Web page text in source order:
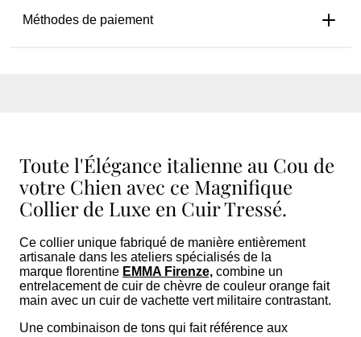
Méthodes de paiement
Toute l'Élégance italienne au Cou de
votre Chien avec ce Magnifique
Collier de Luxe en Cuir Tressé.
Ce collier unique fabriqué de manière entièrement
artisanale dans les ateliers spécialisés de la
marque florentine EMMA Firenze, combine un
entrelacement de cuir de chèvre de couleur orange fait
main avec un cuir de vachette vert militaire contrastant.
Une combinaison de tons qui fait référence aux